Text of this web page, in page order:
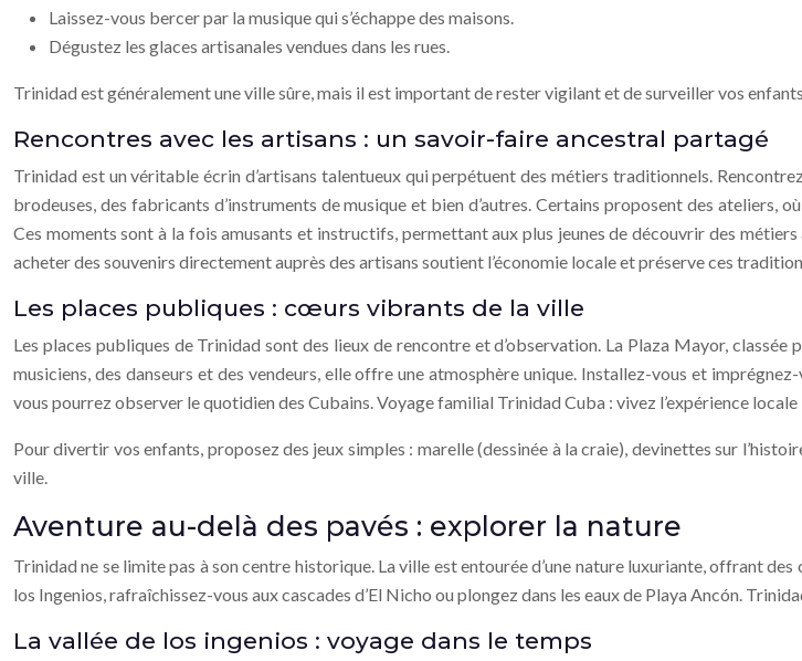
Laissez-vous bercer par la musique qui s’échappe des maisons.
Dégustez les glaces artisanales vendues dans les rues.
Trinidad est généralement une ville sûre, mais il est important de rester vigilant et de surveiller vos
Rencontres avec les artisans : un savoir-faire ancestral partagé
Trinidad est un véritable écrin d’artisans talentueux qui perpétuent des métiers traditionnels.
brodeuses, des fabricants d’instruments de musique et bien d’autres. Certains proposent des ateliers,
Ces moments sont à la fois amusants et instructifs, permettant aux plus jeunes de découvrir des
acheter des souvenirs directement auprès des artisans soutient l’économie locale et préserve ces
Les places publiques : cœurs vibrants de la ville
Les places publiques de Trinidad sont des lieux de rencontre et d’observation. La Plaza Mayor,
musiciens, des danseurs et des vendeurs, elle offre une atmosphère unique. Installez-vous et
vous pourrez observer le quotidien des Cubains. Voyage familial Trinidad Cuba : vivez l’expérience locale
Pour divertir vos enfants, proposez des jeux simples : marelle (dessinée à la craie), devinettes sur
ville.
Aventure au-delà des pavés : explorer la nature
Trinidad ne se limite pas à son centre historique. La ville est entourée d’une nature luxuriante, offrant
los Ingenios, rafraîchissez-vous aux cascades d’El Nicho ou plongez dans les eaux de Playa Ancón.
La vallée de los ingenios : voyage dans le temps